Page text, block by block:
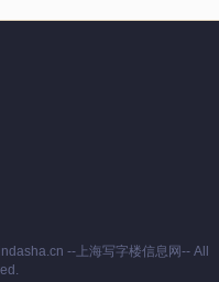
--上海写字楼信息网-- All